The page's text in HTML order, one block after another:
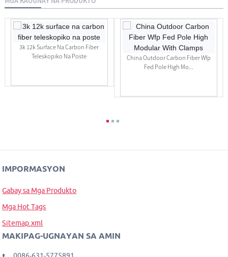
3k 12k Surface Na Carbon Fiber
Teleskopiko Na Poste
China Outdoor Carbon Fiber Wfp
Fed Pole High Mo...
IMPORMASYON
Gabay sa Mga Produkto
Mga Hot Tags
Sitemap.xml
MAKIPAG-UGNAYAN SA AMIN